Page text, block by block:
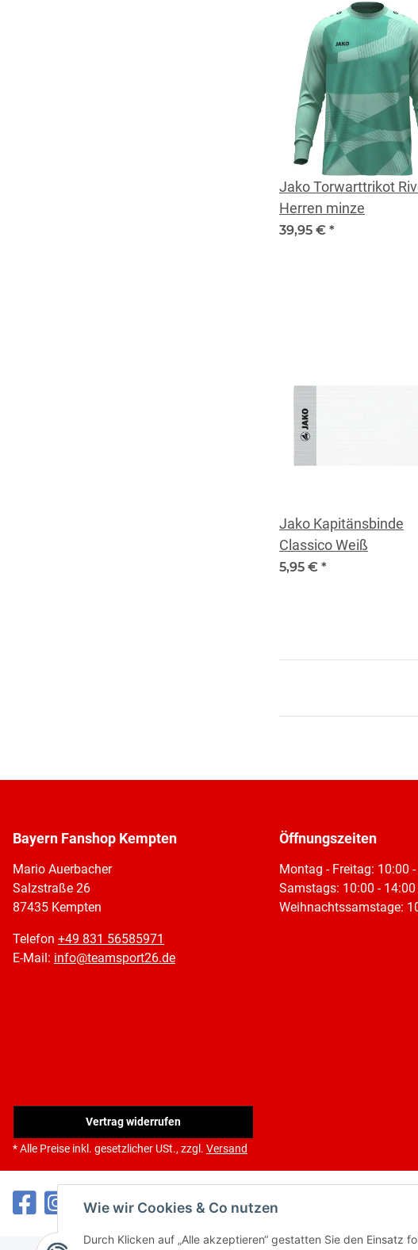
Wie wir Cookies & Co nutzen
Durch Klicken auf „Alle akzeptieren“ gestatten Sie den Einsatz
Jako Torwarttrikot
Herren minze
39,95 € *
Jako Kapitänsbinde
Classico Weiß
5,95 € *
Bayern Fanshop Kempten
Mario Auerbacher
Salzstraße 26
87435 Kempten
Telefon +49 831 56585971
E-Mail: info@teamsport26.de
Öffnungszeiten
Montag - Freitag: 10:00
Samstags: 10:00 - 14:00
Weihnachtssamstage:
Vertrag widerrufen
* Alle Preise inkl. gesetzlicher USt., zzgl. Versand